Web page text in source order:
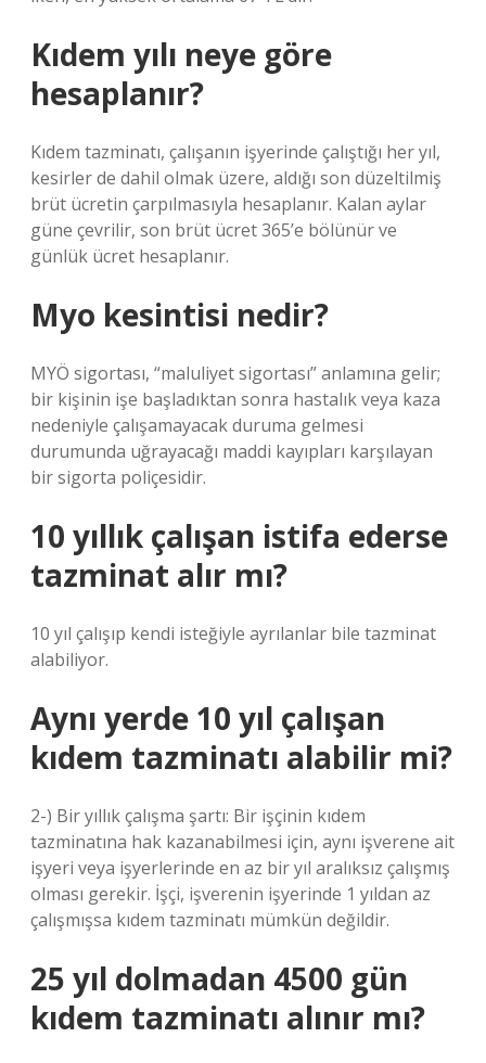
Kıdem yılı neye göre
hesaplanır?
Kıdem tazminatı, çalışanın işyerinde çalıştığı her yıl,
kesirler de dahil olmak üzere, aldığı son düzeltilmiş
brüt ücretin çarpılmasıyla hesaplanır. Kalan aylar
güne çevrilir, son brüt ücret 365’e bölünür ve
günlük ücret hesaplanır.
Myo kesintisi nedir?
MYÖ sigortası, “maluliyet sigortası” anlamına gelir;
bir kişinin işe başladıktan sonra hastalık veya kaza
nedeniyle çalışamayacak duruma gelmesi
durumunda uğrayacağı maddi kayıpları karşılayan
bir sigorta poliçesidir.
10 yıllık çalışan istifa ederse
tazminat alır mı?
10 yıl çalışıp kendi isteğiyle ayrılanlar bile tazminat
alabiliyor.
Aynı yerde 10 yıl çalışan
kıdem tazminatı alabilir mi?
2-) Bir yıllık çalışma şartı: Bir işçinin kıdem
tazminatına hak kazanabilmesi için, aynı işverene ait
işyeri veya işyerlerinde en az bir yıl aralıksız çalışmış
olması gerekir. İşçi, işverenin işyerinde 1 yıldan az
çalışmışsa kıdem tazminatı mümkün değildir.
25 yıl dolmadan 4500 gün
kıdem tazminatı alınır mı?